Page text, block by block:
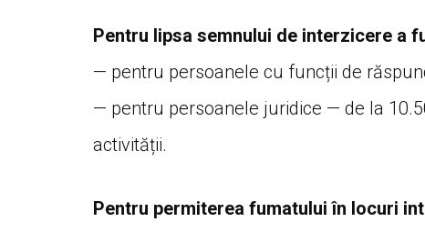
Pentru lipsa semnului de interzicere a
— pentru persoanele cu funcții de
— pentru persoanele juridice — de la
activității.
Pentru permiterea fumatului în locuri